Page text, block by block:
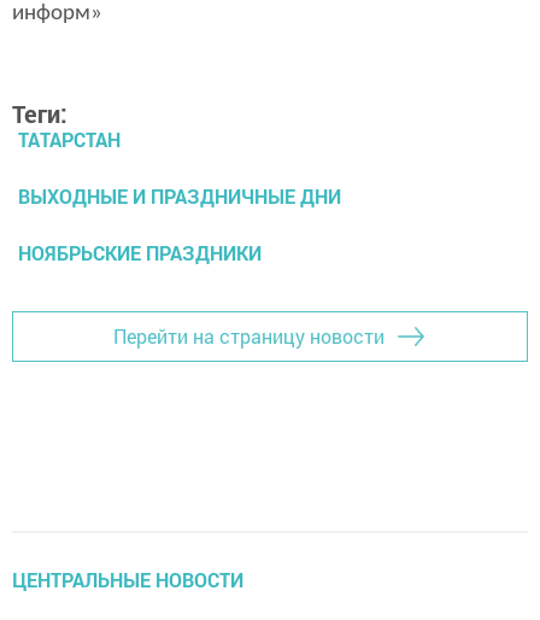
информ»
Теги:
ТАТАРСТАН
ВЫХОДНЫЕ И ПРАЗДНИЧНЫЕ ДНИ
НОЯБРЬСКИЕ ПРАЗДНИКИ
Перейти на страницу новости
ЦЕНТРАЛЬНЫЕ НОВОСТИ